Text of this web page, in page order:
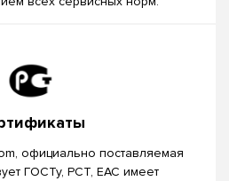
официально поставляемая
ГОСТу, РСТ, EAC имеет